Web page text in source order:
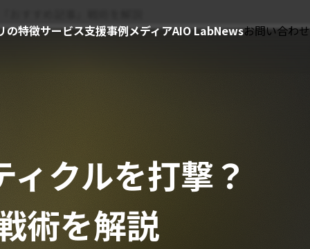
の特徴サービス支援事例メディアAIO LabNewsお問い合わせ
クルを打撃？
術を解説